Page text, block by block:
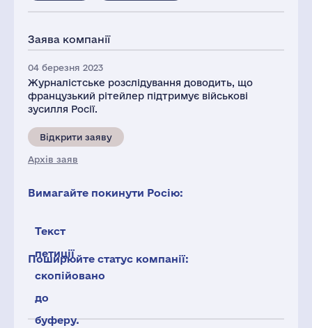
Заява компанії
04 березня 2023
Журналістське розслідування доводить, що
французький рітейлер підтримує військові
зусилля Росії.
Відкрити заяву
Архів заяв
Вимагайте покинути Росію:
Текст
петиції
скопійовано
до
буферу.
Поширюйте статус компанії: